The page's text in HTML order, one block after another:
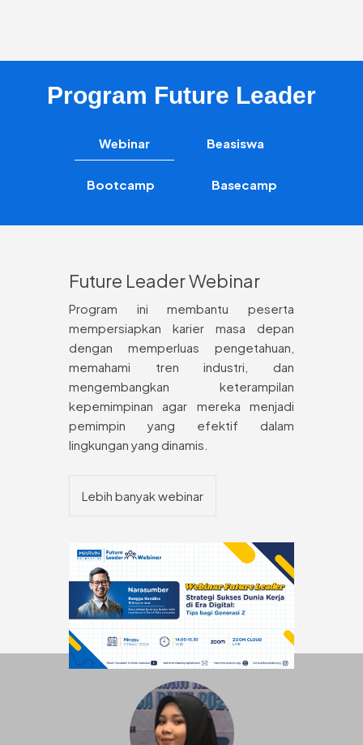
Program Future Leader
Webinar Beasiswa
Bootcamp Basecamp
Future Leader Webinar
Program ini membantu peserta
mempersiapkan karier masa depan
dengan memperluas pengetahuan,
memahami tren industri, dan
mengembangkan keterampilan
kepemimpinan agar mereka menjadi
pemimpin yang efektif dalam
lingkungan yang dinamis.
Lebih banyak webinar